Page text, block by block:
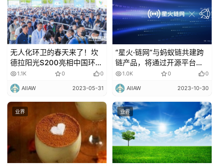
无人化环卫的春天来了！坎
德拉阳光S200亮相中国环博
会，为无人环卫市场提供新
思路！
1.1K 0 0
AIIAW 2023-05-31
“星火·链网”与蚂蚁链共建跨
链产品，将通过开源平台开
放代码
1.0K 0 0
AIIAW 2023-10-30
业界 业界